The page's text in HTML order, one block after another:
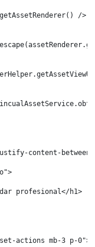
/>
content-
profesional</h1>
actions mb-3 p-0">